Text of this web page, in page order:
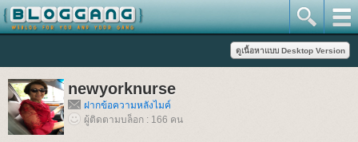
newyorknurse
ฝากข้อความหลังไมค์
ผู้ติดตามบล็อก : 166 คน